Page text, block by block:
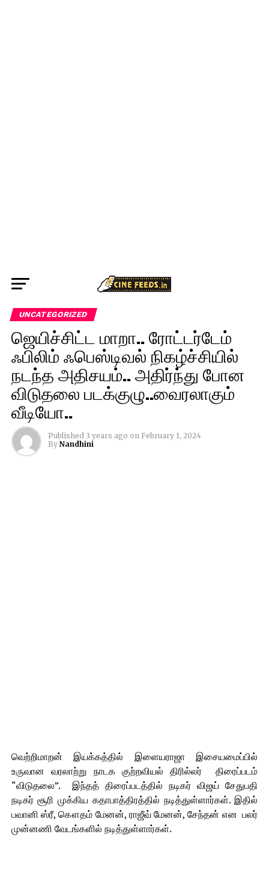
UNCATEGORIZED
ஜெயிச்சிட்ட மாறா.. ரோட்டர்டேம்
ஃபிலிம் ஃபெஸ்டிவல் நிகழ்ச்சியில்
நடந்த அதிசயம்.. அதிர்ந்து போன
விடுதலை படக்குழு..வைரலாகும்
வீடியோ..
Published 3 years ago on February 1, 2024
By Nandhini
வெற்றிமாறன் இயக்கத்தில் இளையராஜா இசையமைப்பில்
உருவான வரலாற்று நாடக குற்றவியல் திரில்லர் திரைப்படம்
“விடுதலை”. இந்தத் திரைப்படத்தில் நடிகர் விஜய் சேதுபதி
நடிகர் சூரி முக்கிய கதாபாத்திரத்தில் நடித்துள்ளார்கள். இதில்
பவானி ஸ்ரீ, கௌதம் மேனன், ராஜீவ் மேனன், சேந்தன் என பலர்
முன்னணி வேடங்களில் நடித்துள்ளார்கள்.